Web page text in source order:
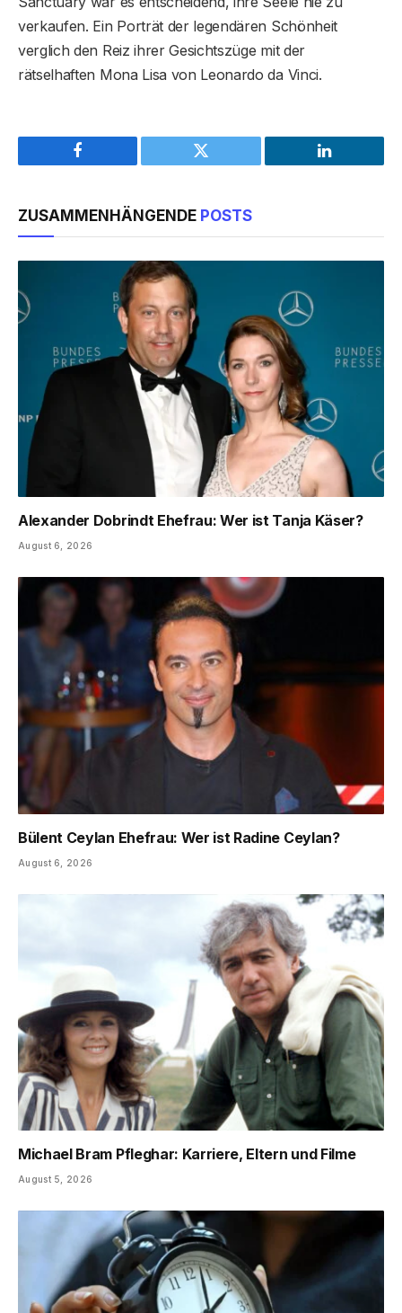
verkaufen. Ein Porträt der legendären Schönheit
verglich den Reiz ihrer Gesichtszüge mit der
rätselhaften Mona Lisa von Leonardo da Vinci.
Facebook Twitter LinkedIn
ZUSAMMENHÄNGENDE POSTS
Alexander Dobrindt Ehefrau: Wer ist Tanja Käser?
August 6, 2026
Bülent Ceylan Ehefrau: Wer ist Radine Ceylan?
August 6, 2026
Michael Bram Pfleghar: Karriere, Eltern und Filme
August 5, 2026